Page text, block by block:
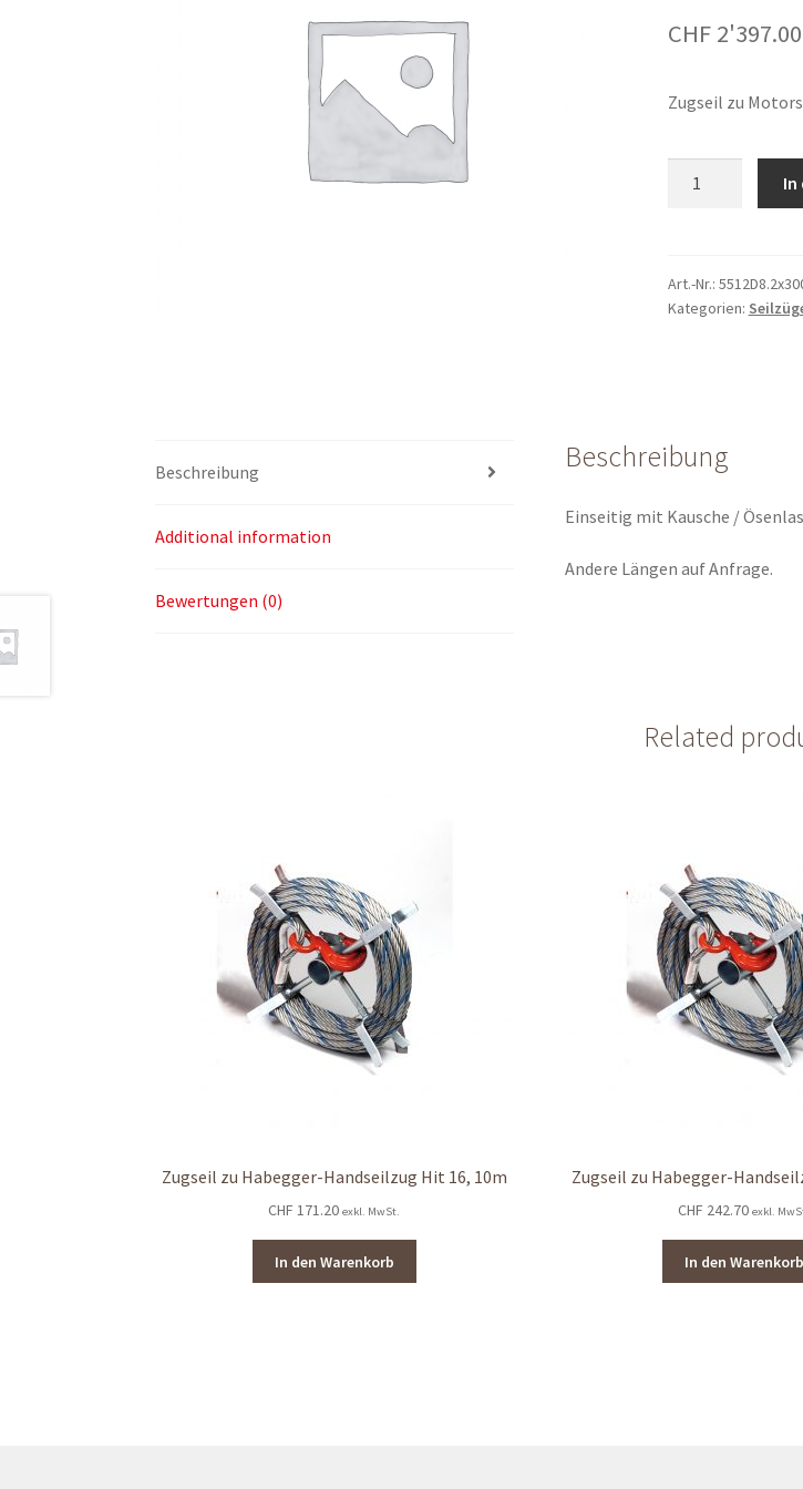
CHF2'397.00
Zugseil zu
Hit-
Trac,
In
Art.-Nr.:
Kategorien:
Beschreibung
Additional information
Bewertungen (0)
Beschreibung
Einseitig mit Kausche /
Andere Längen auf Anfrage.
Related
Zugseil zu Habegger-Handseilzug Hit 16, 10m
CHF 171.20 exkl. MwSt.
In den Warenkorb
Zugseil zu Habegger-
CHF 242.70 exkl.
In den Warenkorb